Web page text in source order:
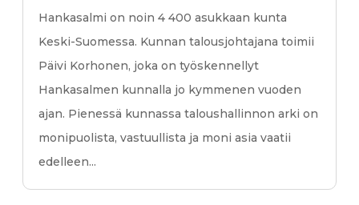
Hankasalmi on noin 4 400 asukkaan kunta
Keski-Suomessa. Kunnan talousjohtajana toimii
Päivi Korhonen, joka on työskennellyt
Hankasalmen kunnalla jo kymmenen vuoden
ajan. Pienessä kunnassa taloushallinnon arki on
monipuolista, vastuullista ja moni asia vaatii
edelleen...